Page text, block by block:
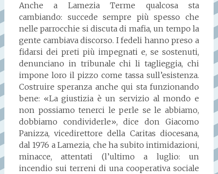
Anche a Lamezia Terme qualcosa sta
cambiando: succede sempre più spesso che
nelle parrocchie si discuta di mafia, un tempo la
gente cambiava discorso. I fedeli hanno preso a
fidarsi dei preti più impegnati e, se sostenuti,
denunciano in tribunale chi li taglieggia, chi
impone loro il pizzo come tassa sull’esistenza.
Costruire speranza anche qui sta funzionando
bene: «La giustizia è un servizio al mondo e
non possiamo tenerci le perle se le abbiamo,
dobbiamo condividerle», dice don Giacomo
Panizza, vicedirettore della Caritas diocesana,
dal 1976 a Lamezia, che ha subito intimidazioni,
minacce, attentati (l’ultimo a luglio: un
incendio sui terreni di una cooperativa sociale